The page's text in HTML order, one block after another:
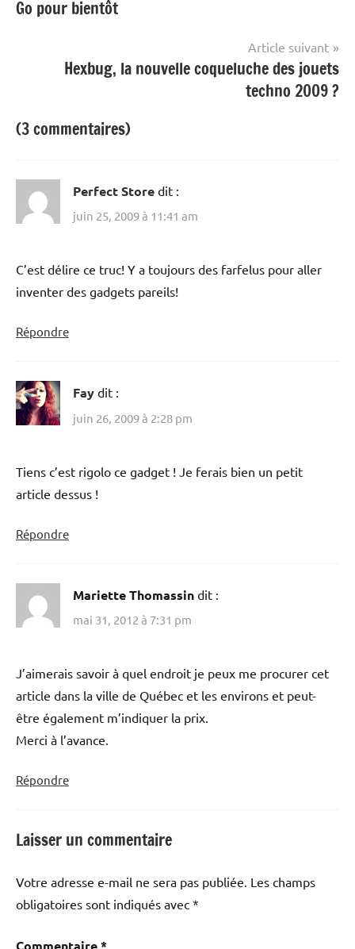
l’article
Go pour bientôt
Article suivant
Hexbug, la nouvelle coqueluche des jouets
techno 2009 ?
(3 commentaires)
Perfect Store dit :
juin 25, 2009 à 11:41 am
C’est délire ce truc! Y a toujours des farfelus pour aller
inventer des gadgets pareils!
Répondre
Fay dit :
juin 26, 2009 à 2:28 pm
Tiens c’est rigolo ce gadget ! Je ferais bien un petit
article dessus !
Répondre
Mariette Thomassin dit :
mai 31, 2012 à 7:31 pm
J’aimerais savoir à quel endroit je peux me procurer cet
article dans la ville de Québec et les environs et peut-
être également m’indiquer la prix.
Merci à l’avance.
Répondre
Laisser un commentaire
Votre adresse e-mail ne sera pas publiée. Les champs
obligatoires sont indiqués avec *
Commentaire*